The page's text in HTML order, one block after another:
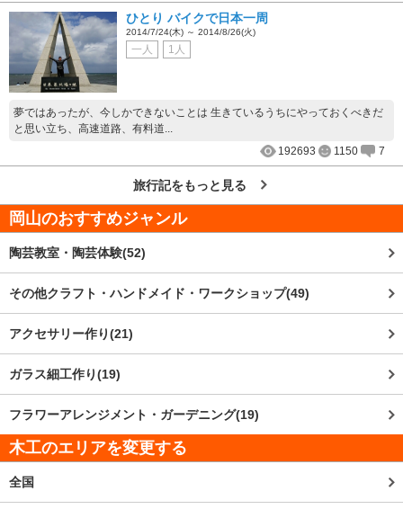
ひとり バイクで日本一周
2014/7/24(木) ～ 2014/8/26(火)
一人 1人
夢ではあったが、今しかできないことは 生きているうちにやっておくべきだ
と思い立ち、高速道路、有料道...
192693
1150 7
旅行記をもっと見る
岡山のおすすめジャンル
陶芸教室・陶芸体験(52)
その他クラフト・ハンドメイド・ワークショップ(49)
アクセサリー作り(21)
ガラス細工作り(19)
フラワーアレンジメント・ガーデニング(19)
木工のエリアを変更する
全国